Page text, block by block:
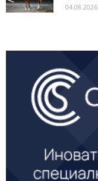
04.08.2026